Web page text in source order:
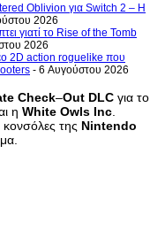
Oblivion για Switch 2 – Η
2026
γιατί το Rise of the Tomb
2026
2D action roguelike που
- 6 Αυγούστου 2026
Check–Out DLC για το
η White Owls Inc
κονσόλες της Nintendo